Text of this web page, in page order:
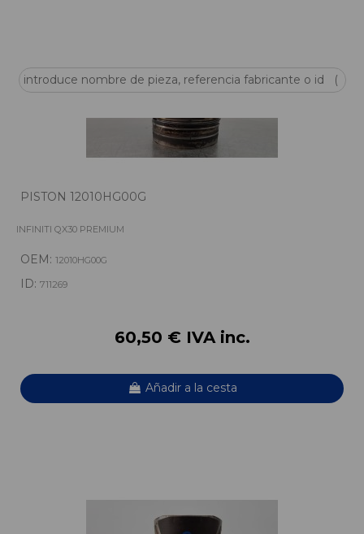
PISTON 12010HG00G
INFINITI QX30 PREMIUM
OEM: 12010HG00G
ID: 711269
60,50 € IVA inc.
Añadir a la cesta